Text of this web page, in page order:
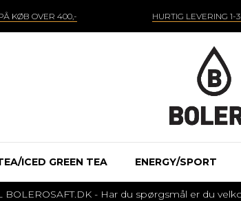
KØB OVER 400,- HURTIG LEVERING 1-
ICED GREEN TEA ENERGY/SPORT
BOLEROSAFT.DK - Har du spørgsmål er du